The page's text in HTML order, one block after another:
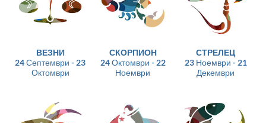
ВЕЗНИ
24 Септември - 23
Октомври
СКОРПИОН
24 Октомври - 22
Ноември
СТРЕЛЕЦ
23 Ноември - 21
Декември